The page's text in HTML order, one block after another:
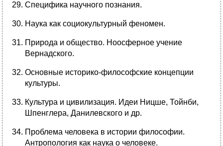
Специфика научного познания.
Наука как социокультурный феномен.
Природа и общество. Ноосферное учение
Вернадского.
Основные историко-философские концепции
культуры.
Культура и цивилизация. Идеи Ницше, Тойнби,
Шпенглера, Данилевского и др.
Проблема человека в истории философии.
Антропология как наука о человеке.